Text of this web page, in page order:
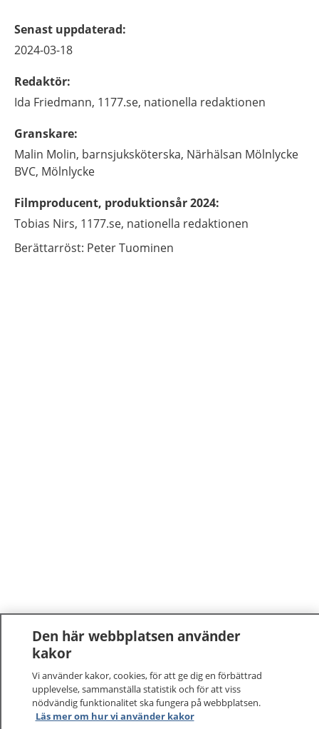
Senast uppdaterad:
2024-03-18
Redaktör:
Ida Friedmann, 1177.se, nationella redaktionen
Granskare:
Malin Molin, barnsjuksköterska, Närhälsan Mölnlycke
BVC, Mölnlycke
Filmproducent, produktionsår 2024:
Tobias Nirs, 1177.se, nationella redaktionen
Berättarröst: Peter Tuominen
Den här webbplatsen använder
kakor
Vi använder kakor, cookies, för att ge dig en förbättrad
upplevelse, sammanställa statistik och för att viss
nödvändig funktionalitet ska fungera på webbplatsen.
Läs mer om hur vi använder kakor